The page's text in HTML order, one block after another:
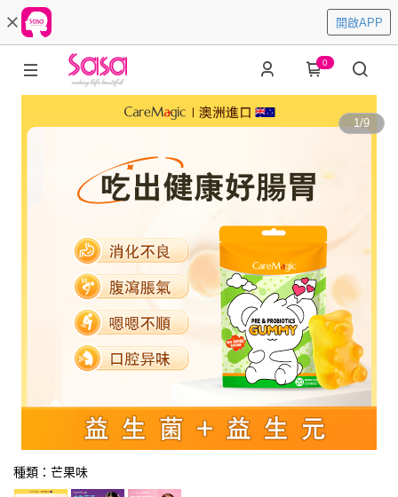
開啟APP
0
1/9
種類：芒果味